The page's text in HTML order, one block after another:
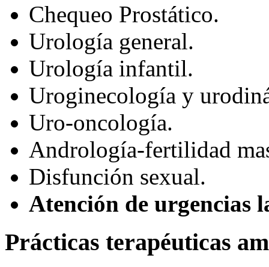
Chequeo Prostático.
Urología general.
Urología infantil.
Uroginecología y
Uro-oncología.
Andrología-fertilidad
Disfunción sexual.
Atención de urgencias
Prácticas terapéuticas